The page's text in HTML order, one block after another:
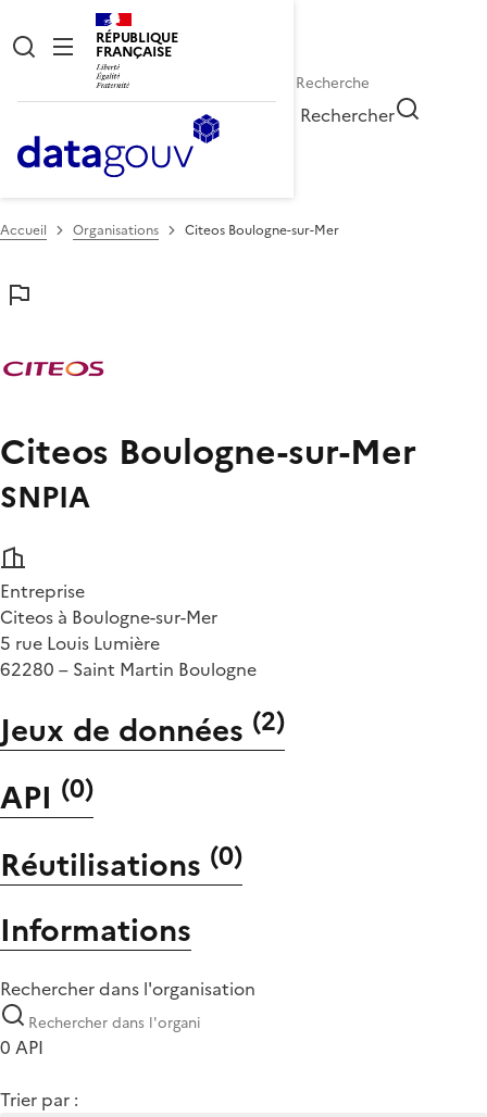
RÉPUBLIQUE
FRANÇAISE
Rechercher
Accueil Organisations Citeos Boulogne-sur-Mer
Citeos Boulogne-sur-Mer
SNPIA
Entreprise
Citeos à Boulogne-sur-Mer
5 rue Louis Lumière
62280 – Saint Martin Boulogne
Jeux de données (2)
API (0)
Réutilisations (0)
Informations
Rechercher dans l'organisation
0 API
Trier par :